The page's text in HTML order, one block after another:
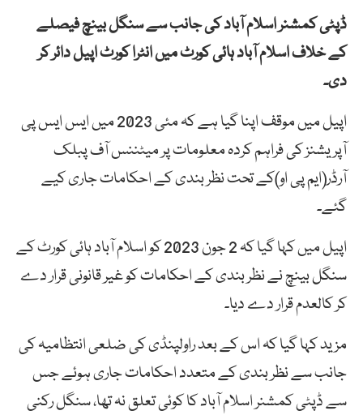
ڈپٹی کمشنر اسلام آباد کی جانب سے سنگل بینچ فیصلے
کے خلاف اسلام آباد ہائی کورٹ میں انٹرا کورٹ اپیل دائر کر
دی۔
اپیل میں موقف اپنا گیا ہے کہ مئی 2023 میں ایس ایس پی
آپریشنز کی فراہم کردہ معلومات پر میٹننس آف پبلک
آرڈر(ایم پی او)کے تحت نظر بندی کے احکامات جاری کیے
گئے۔
اپیل میں کہا گیا کہ 2 جون 2023 کو اسلام آباد ہائی کورٹ کے
سنگل بینچ نے نظر بندی کے احکامات کو غیر قانونی قرار دے
کر کالعدم قرار دے دیا۔
مزید کہا گیا کہ اس کے بعد راولپنڈی کی ضلعی انتظامیہ کی
جانب سے نظر بندی کے متعدد احکامات جاری ہوئے جس
سے ڈپٹی کمشنر اسلام آباد کا کوئی تعلق نہ تھا، سنگل رکنی